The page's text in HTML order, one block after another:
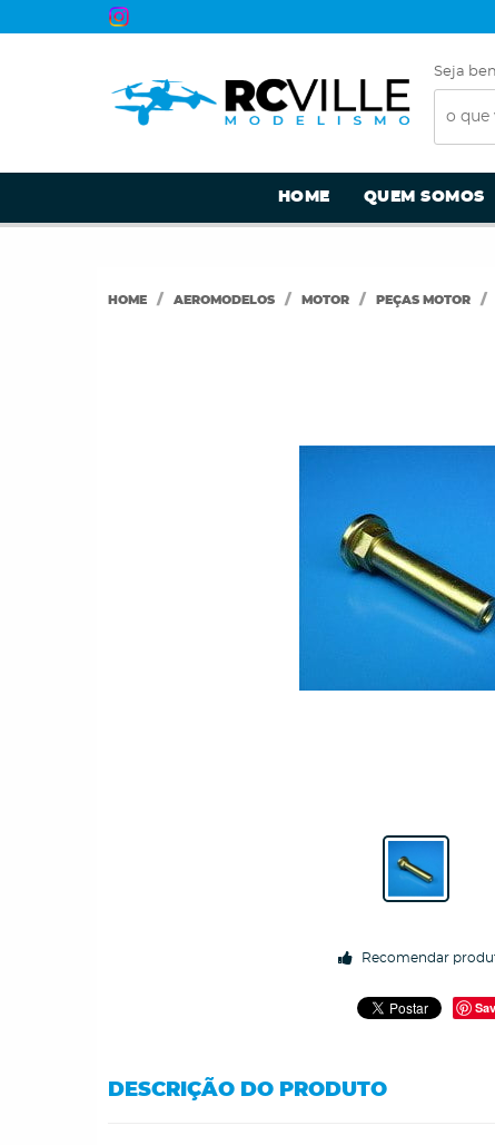
Seja
HOME QUEM SOMOS
HOME AEROMODELOS MOTOR PEÇAS MOTOR
Recomendar
DESCRIÇÃO DO PRODUTO